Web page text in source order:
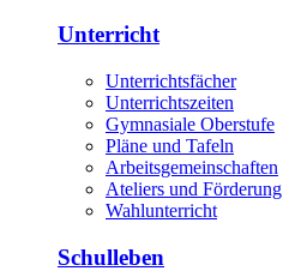
Unterricht
Unterrichtsfächer
Unterrichtszeiten
Gymnasiale Oberstufe
Pläne und Tafeln
Arbeitsgemeinschaften
Ateliers und Förderung
Wahlunterricht
Schulleben